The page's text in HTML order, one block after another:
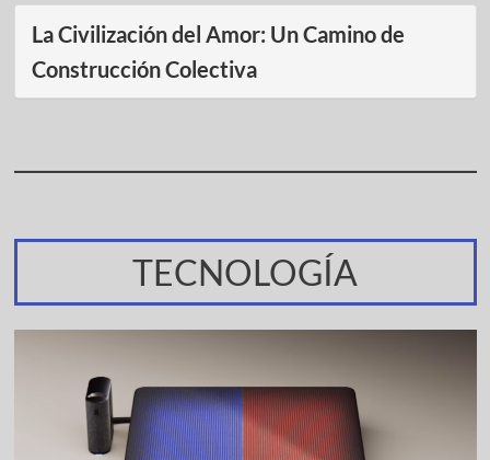
La Civilización del Amor: Un Camino de
Construcción Colectiva
TECNOLOGÍA